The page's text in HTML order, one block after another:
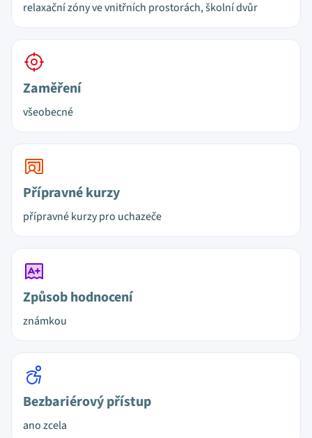
relaxační zóny ve vnitřních prostorách, školní dvůr
Zaměření
všeobecné
Přípravné kurzy
přípravné kurzy pro uchazeče
Způsob hodnocení
známkou
Bezbariérový přístup
ano zcela